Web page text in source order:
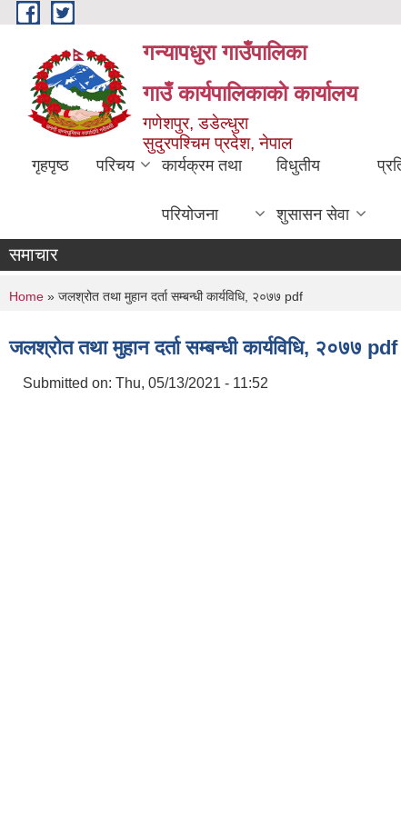
Skip to main content
गन्यापधुरा गाउँपालिका
गाउँ कार्यपालिकाकाे कार्यालय
गणेशपुर, डडेल्धुरा
सुदुरपश्चिम प्रदेश, नेपाल
गृहपृष्ठ परिचय कार्यक्रम तथा
परियोजना
विधुतीय
शुसासन सेवा
समाचार
You are here
Home » जलश्रोत तथा मुहान दर्ता सम्बन्धी कार्यविधि, २०७७ pdf
जलश्रोत तथा मुहान दर्ता सम्बन्धी कार्यविधि, २०७७ pdf
Submitted on: Thu, 05/13/2021 - 11:52